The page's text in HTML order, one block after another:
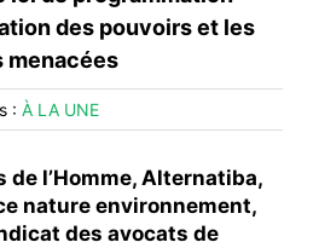
CONTACT
#ACTIONS
#VOS ÉLUES
#COMMUNIQUÉS
#ÉLECTIONS
des pouvoirs et les
menacées
: À LA UNE
de l’Homme, Alternatiba,
nature environnement,
des avocats de